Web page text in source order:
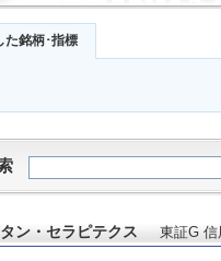
た銘柄･指標